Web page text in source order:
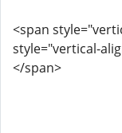
<span
style="vertical-
</span>